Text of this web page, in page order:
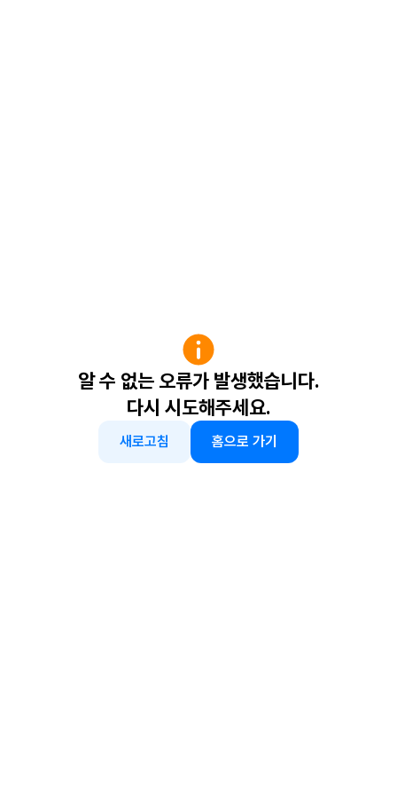
알 수 없는 오류가 발생했습니다.
다시 시도해주세요.
새로고침 홈으로 가기